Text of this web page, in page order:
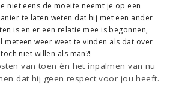
niet eens de moeite neemt je op een
te laten weten dat hij met een ander
is en er een relatie mee is begonnen,
meteen weer weet te vinden als dat over
niet willen als man?!
van toen én het inpalmen van nu
dat hij geen respect voor jou heeft.